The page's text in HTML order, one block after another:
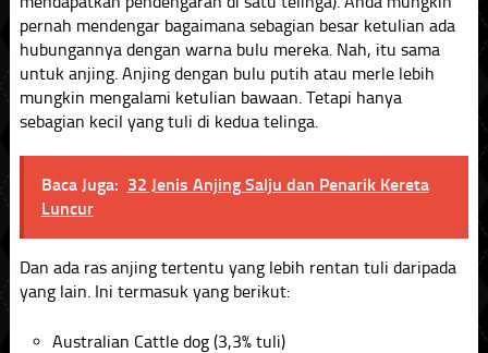
pernah mendengar bagaimana sebagian besar ketulian ada
hubungannya dengan warna bulu mereka. Nah, itu sama
untuk anjing. Anjing dengan bulu putih atau merle lebih
mungkin mengalami ketulian bawaan. Tetapi hanya
sebagian kecil yang tuli di kedua telinga.
Baca Juga: 32 Jenis Anjing Salju dan Penarik Kereta
Luncur
Dan ada ras anjing tertentu yang lebih rentan tuli daripada
yang lain. Ini termasuk yang berikut:
Australian Cattle dog (3,3% tuli)